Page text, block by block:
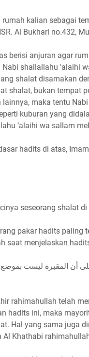
rumah kalian sebagai
Al Bukhari no.432,
berisi anjuran agar
Nabi shallallahu 'alaihi
shalat disamakan
shalat, bukan tempat
lainnya, maka tentu
kuburan yang
‘alaihi wa sallam
hadits di atas,
seseorang shalat
pakar hadits paling
saat menjelaskan
أن المقبرة ليست بموضع
rahimahullah telah
hadits ini, maka
Hal yang sama juga
Al Khathabi